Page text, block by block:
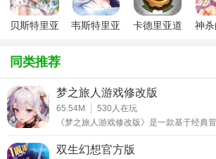
【贝斯特里亚战纪过程】
观。
2. 探索世界：游戏世界广阔，包含多个区
家需完成各种任务以推进剧情。
队。
贝斯特里亚
韦斯特里亚
卡德里亚道
神
同类推荐
梦之旅人游戏修改版
65.54M 530 人在玩
《梦之旅人游戏修改版》是一款基于经典冒
双生幻想官方版